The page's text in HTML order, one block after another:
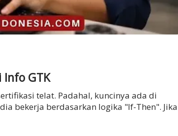
GTK
telat. Padahal, kuncinya ada di
bekerja berdasarkan logika "If-Then". Jika